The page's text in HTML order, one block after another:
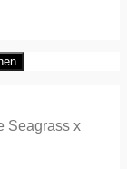
Seagrass x